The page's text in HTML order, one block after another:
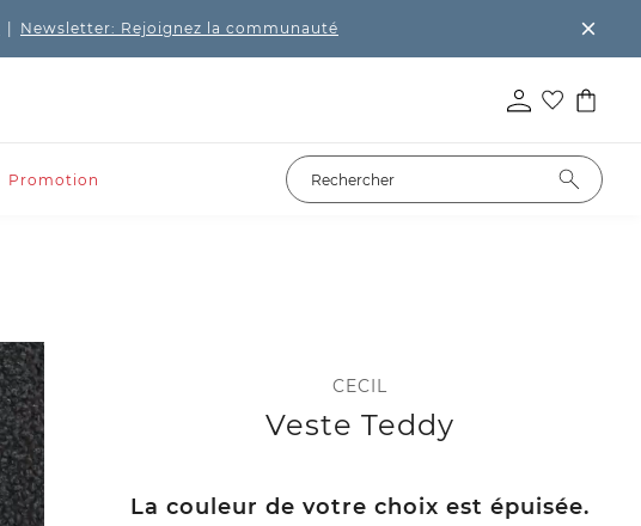
Newsletter: Rejoignez la communauté
Promotion
CECIL
Veste Teddy
La couleur de votre choix est épuisée.